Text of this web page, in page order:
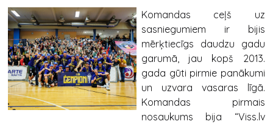
Komandas ceļš uz
sasniegumiem ir bijis
mērķtiecīgs daudzu gadu
garumā, jau kopš 2013.
gada gūti pirmie panākumi
un uzvara vasaras līgā.
Komandas pirmais
nosaukums bija “Viss.lv